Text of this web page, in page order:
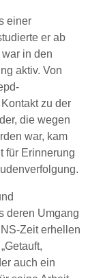
einer
er ab
in den
aktiv. Von
zu der
die wegen
war, kam
für Erinnerung
deren Umgang
Zeit erhellen
auch ein